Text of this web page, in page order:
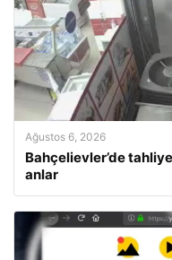
Ağustos 6, 2026
Bahçelievler’de
anlar